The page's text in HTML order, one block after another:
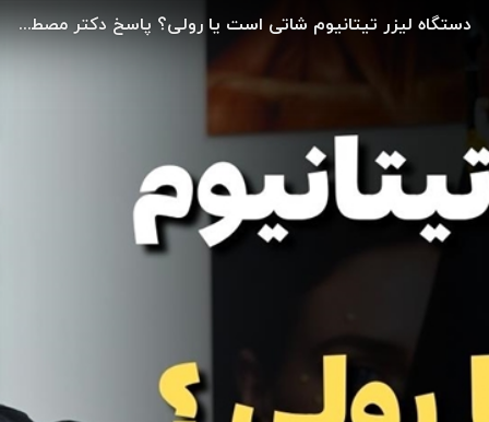
دستگاه لیزر تیتانیوم شاتی است یا رولی؟ پاسخ دکتر مصطفی نژاد